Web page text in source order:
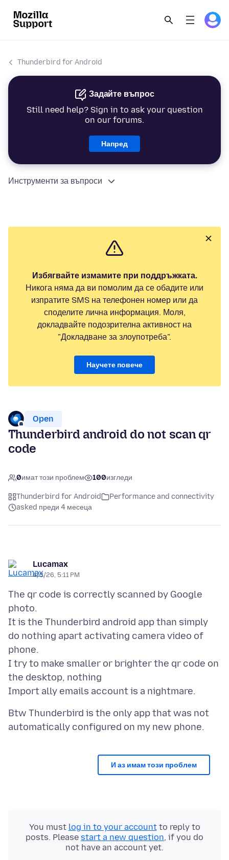
Thunderbird for Android
Задайте въпрос
Still need help? Sign in to ask your question
on our forums.
Напред
Инструменти за въпроси
Избягвайте измамите при поддръжката.
Никога няма да ви помолим да се обадите или
изпратите SMS на телефонен номер или да
споделите лична информация. Моля,
докладвайте подозрителна активност на
"Докладване за злоупотреба".
Научете повече
Open
Thunderbird android do not scan qr
code
0имат този проблем 100изгледи
Thunderbird for Android
Performance and connectivity
asked преди 4 месеца
Lucamax
4/3/26, 5:11 PM
The qr code is correctly scanned by Google
photo.
It is the Thunderbird android app than simply
do nothing apart activating camera video of
phone.
I try to make smaller or brighter the qr code on
the desktop, nothing
Btw Thunderbird is the only app that was not
И аз имам този проблем
You must log in to your accountto reply to
posts. Please start a new question, if you do
not have an account yet.